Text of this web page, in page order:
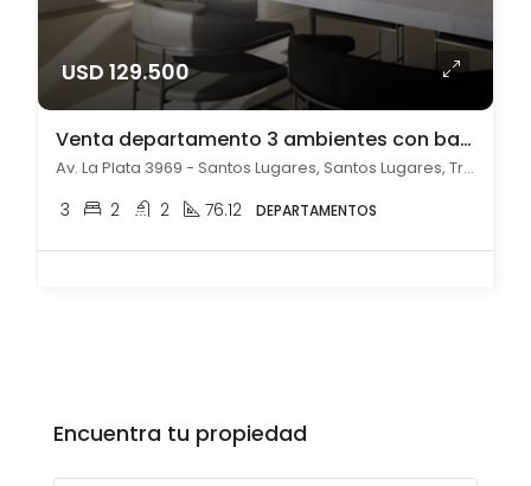
USD 129.500
Venta departamento 3 ambientes con balcón y parrilla Santos Lugares
Av. La Plata 3969 - Santos Lugares, Santos Lugares, Tres de febrero
3 2 2 76.12 DEPARTAMENTOS
Encuentra tu propiedad